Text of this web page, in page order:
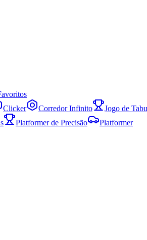
Clicker Corredor Infinito Jogo de
Platformer de Precisão
Platformer